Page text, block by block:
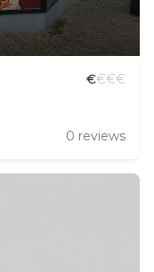
€€€€
0 reviews